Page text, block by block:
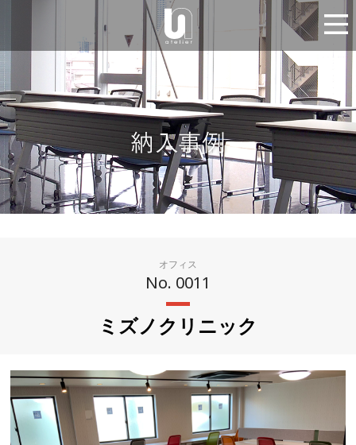
オフィス
No. 0011
ミズノクリニック